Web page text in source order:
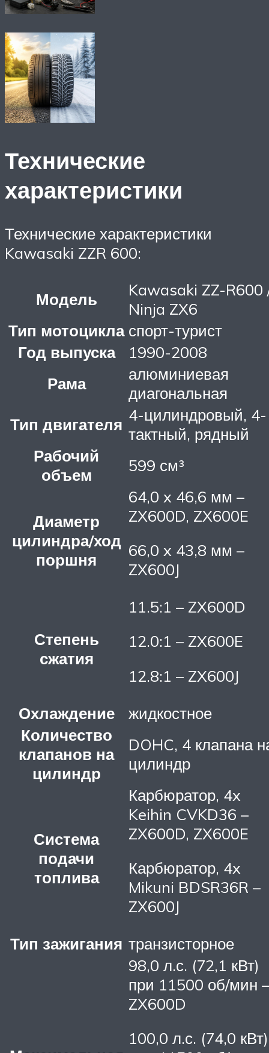
Технические
характеристики
Технические характеристики
Kawasaki ZZR 600:
Модель
Kawasaki ZZ-R600
Ninja ZX6
Тип мотоцикла спорт-турист
Год выпуска
1990-2008
Рама
алюминиевая
диагональная
Тип двигателя 4-цилиндровый, 4-
тактный, рядный
Рабочий
объем
599 см³
Диаметр
цилиндра/ход
поршня
64,0 x 46,6 мм –
ZX600D, ZX600E
66,0 x 43,8 мм –
ZX600J
Степень
сжатия
11.5:1 – ZX600D
12.0:1 – ZX600E
12.8:1 – ZX600J
Охлаждение
жидкостное
Количество
клапанов на
цилиндр
DOHC, 4 клапана
цилиндр
Система
подачи
топлива
Карбюратор, 4x
Keihin CVKD36 –
ZX600D, ZX600E
Карбюратор, 4x
Mikuni BDSR36R –
ZX600J
Тип зажигания транзисторное
98,0 л.с. (72,1 кВт)
при 11500 об/мин –
ZX600D
100,0 л.с. (74,0 кВт)